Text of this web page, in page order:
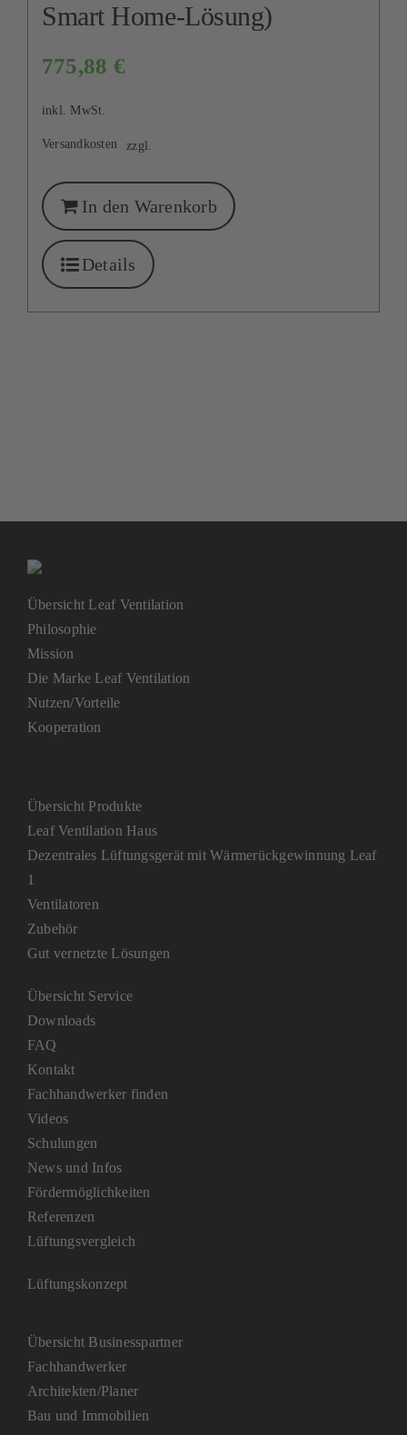
Smart Home-Lösung)
775,88 €
inkl. MwSt.
zzgl.
Versandkosten
In den Warenkorb
Details
Übersicht Leaf Ventilation
Philosophie
Mission
Die Marke Leaf Ventilation
Nutzen/Vorteile
Kooperation
Übersicht Produkte
Leaf Ventilation Haus
Dezentrales Lüftungsgerät mit Wärmerückgewinnung Leaf
1
Ventilatoren
Zubehör
Gut vernetzte Lösungen
Übersicht Service
Downloads
FAQ
Kontakt
Fachhandwerker finden
Videos
Schulungen
News und Infos
Fördermöglichkeiten
Referenzen
Lüftungsvergleich
Lüftungskonzept
Übersicht Businesspartner
Fachhandwerker
Architekten/Planer
Bau und Immobilien